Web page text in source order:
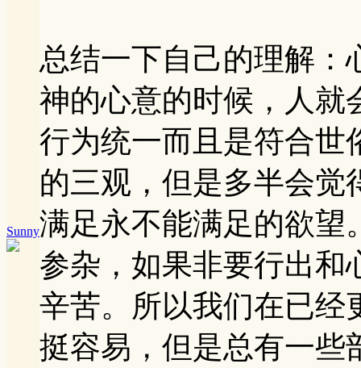
Sunny
总结一下自己的理解：
神的心意的时候，人就
行为统一而且是符合世
的三观，但是多半会觉
满足永不能满足的欲望
参杂，如果非要行出和
辛苦。所以我们在已经
挺容易，但是总有一些